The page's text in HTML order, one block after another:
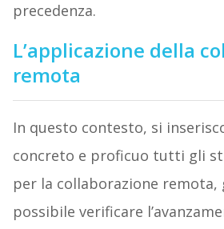
precedenza.
L’applicazione della
remota
In questo contesto, si
concreto e proficuo tutti gli
per la collaborazione remota,
possibile verificare